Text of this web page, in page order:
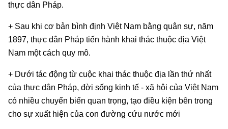
thực dân Pháp.
+ Sau khi cơ bản bình định Việt Nam bằng quân sự, năm
1897, thực dân Pháp tiến hành khai thác thuộc địa Việt
Nam một cách quy mô.
+ Dưới tác động từ cuộc khai thác thuộc địa lần thứ nhất
của thực dân Pháp, đời sống kinh tế - xã hội của Việt Nam
có nhiều chuyển biến quan trọng, tạo điều kiện bên trong
cho sự xuất hiện của con đường cứu nước mới